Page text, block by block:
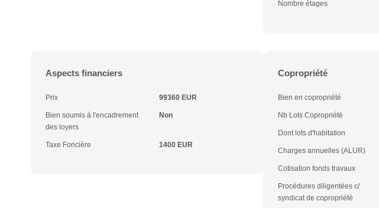
Nombre étages
Aspects financiers
Prix 99360 EUR
Bien soumis à l'encadrement
des loyers
Non
Taxe Foncière 1400 EUR
Copropriété
Bien en copropriété
Nb Lots Copropriété
Dont lots d'habitation
Charges annuelles (ALUR)
Cotisation fonds travaux
Procédures diligentées c/
syndicat de copropriété